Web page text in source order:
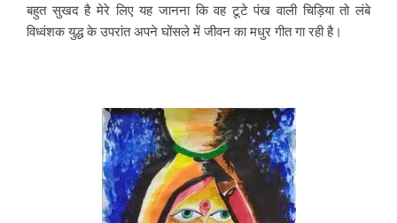
बहुत सुखद है मेरे लिए यह जानना कि वह टूटे पंख वाली चिड़िया तो लंबे
विध्वंशक युद्ध के उपरांत अपने घोंसले में जीवन का मधुर गीत गा रही है।